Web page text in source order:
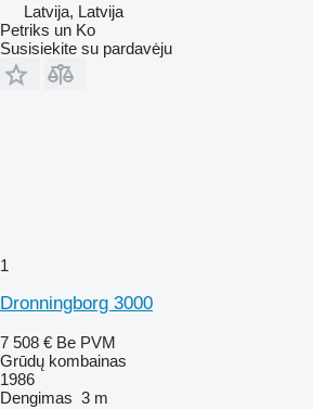
Latvija, Latvija
Petriks un Ko
Susisiekite su pardavėju
1
Dronningborg 3000
7 508 € Be PVM
Grūdų kombainas
1986
Dengimas 3 m